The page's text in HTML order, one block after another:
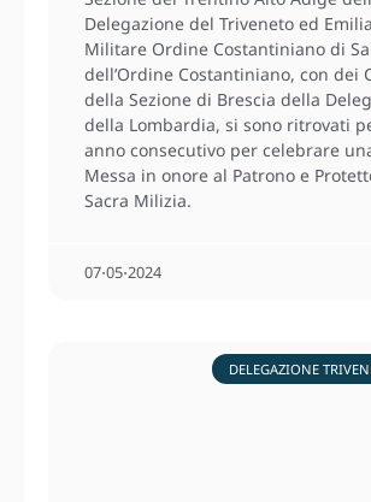
Delegazione del Triveneto ed
Militare Ordine Costantiniano di
dell’Ordine Costantiniano, con dei
della Sezione di Brescia della
della Lombardia, si sono ritrovati
anno consecutivo per celebrare
Messa in onore al Patrono e
Sacra Milizia.
07⋅05⋅2024
DELEGAZIONE